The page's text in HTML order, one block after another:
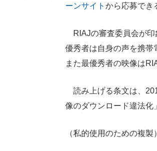
ーンサイト から応募でき
RIAJの審査委員会が印
優秀者は自身の声を携帯
また最優秀者の映像は
読み上げる条文は、
像のダウンロード違法化
（私的使用のための複製）